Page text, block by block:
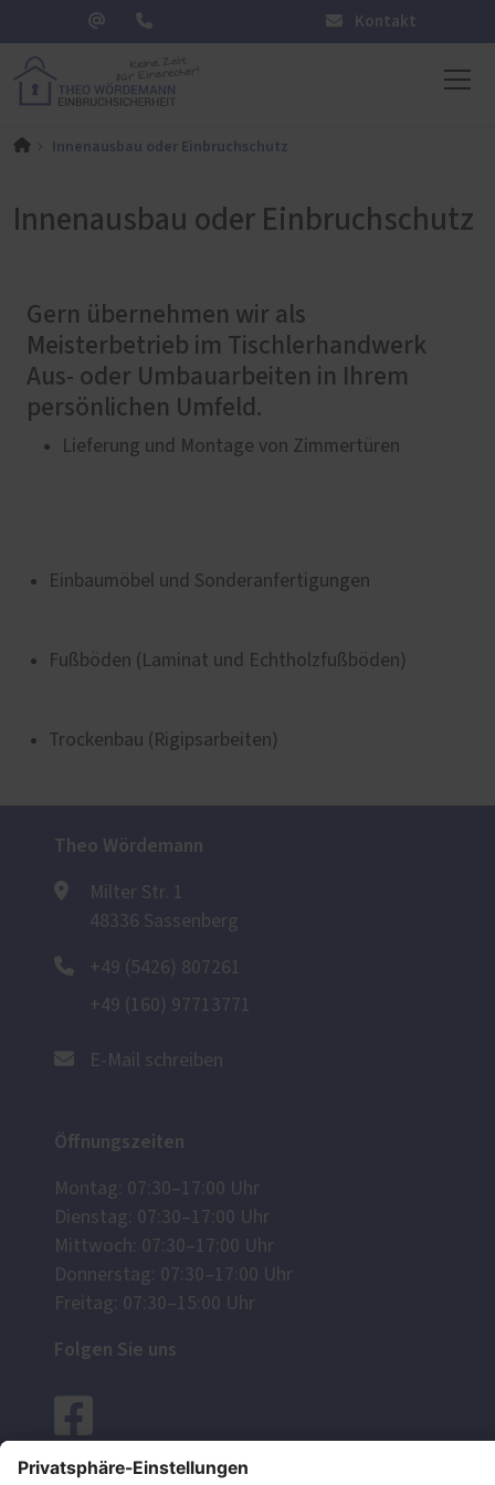
Kontakt
Innenausbau oder Einbruchschutz
Innenausbau oder Einbruchschutz
Gern übernehmen wir als
Meisterbetrieb im Tischlerhandwerk
Aus- oder Umbauarbeiten in Ihrem
persönlichen Umfeld.
Lieferung und Montage von Zimmertüren
Einbaumöbel und Sonderanfertigungen
Fußböden (Laminat und Echtholzfußböden)
Trockenbau (Rigipsarbeiten)
Theo Wördemann
Milter Str. 1
48336 Sassenberg
+49 (5426) 807261
+49 (160) 97713771
E-Mail schreiben
Öffnungszeiten
Montag: 07:30–17:00 Uhr
Dienstag: 07:30–17:00 Uhr
Mittwoch: 07:30–17:00 Uhr
Donnerstag: 07:30–17:00 Uhr
Freitag: 07:30–15:00 Uhr
Folgen Sie uns